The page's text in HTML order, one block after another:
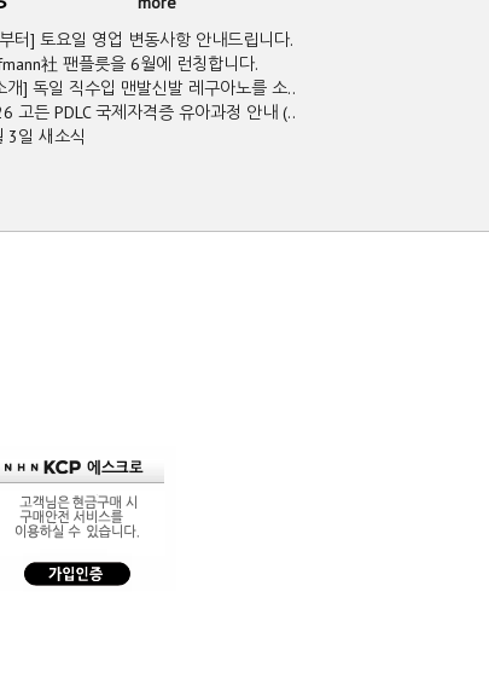
터] 토요일 영업 변동사항 안내드립니다.
社 팬플릇을 6월에 런칭합니다.
개] 독일 직수입 맨발신발 레구아노를 소..
고든 PDLC 국제자격증 유아과정 안내 (..
3일 새소식